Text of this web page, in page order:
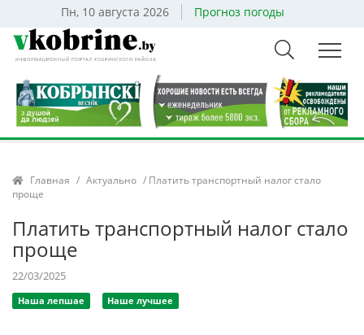
Пн, 10 августа 2026 Прогноз погоды
Главная / Актуально / Платить транспортный налог стало
проще
Платить транспортный налог стало
проще
22/03/2025
Наша лепшае Наше лучшее